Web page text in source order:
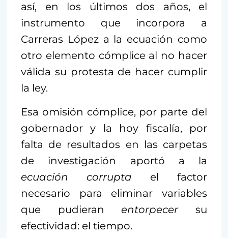
así, en los últimos dos años, el
instrumento que incorpora a
Carreras López a la ecuación como
otro elemento cómplice al no hacer
válida su protesta de hacer cumplir
la ley.
Esa omisión cómplice, por parte del
gobernador y la hoy fiscalía, por
falta de resultados en las carpetas
de investigación aportó a la
ecuación corrupta el factor
necesario para eliminar variables
que pudieranentorpecersu
efectividad: el tiempo.